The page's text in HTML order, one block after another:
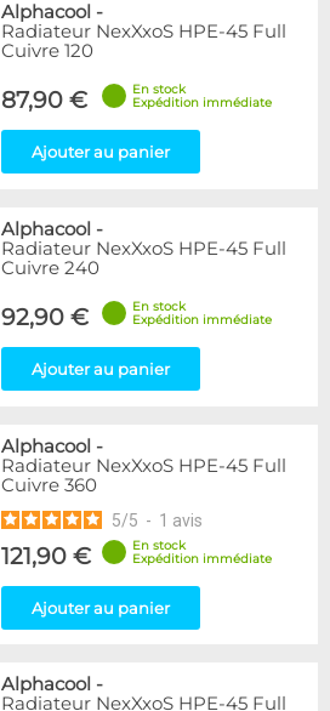
Alphacool -
Radiateur NexXxoS HPE-45 Full
Cuivre 120
87,90 €
En stock
Expédition immédiate
Ajouter au panier
Alphacool -
Radiateur NexXxoS HPE-45 Full
Cuivre 240
92,90 €
En stock
Expédition immédiate
Ajouter au panier
Alphacool -
Radiateur NexXxoS HPE-45 Full
Cuivre 360
5/5 - 1 avis
121,90 €
En stock
Expédition immédiate
Ajouter au panier
Alphacool -
Radiateur NexXxoS HPE-45 Full